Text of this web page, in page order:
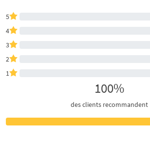
5
4
3
2
1
100%
des clients recommandent